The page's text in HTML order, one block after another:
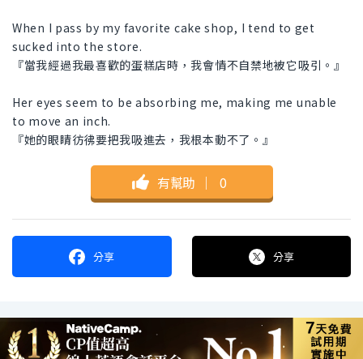
When I pass by my favorite cake shop, I tend to get
sucked into the store.
『當我經過我最喜歡的蛋糕店時，我會情不自禁地被它吸引。』
Her eyes seem to be absorbing me, making me unable
to move an inch.
『她的眼睛彷彿要把我吸進去，我根本動不了。』
有幫助 ｜ 0
分享 分享